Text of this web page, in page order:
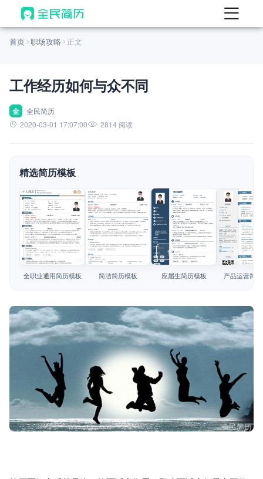
首页
AI 生成简历
AI 优化简历
AI 翻译简历
AI 模拟面试
面试自我介绍
AI 职场工具 New
简历模板
简历教程
首页 职场攻略 正文
工作经历如何与众不同
全
全民简历
2020-03-01 17:07:00
2814 阅读
精选简历模板
查看模板
全职业通用简历模板
查看模板
简洁简历模板
查看模板
应届生简历模板
查看模板
产品运营简